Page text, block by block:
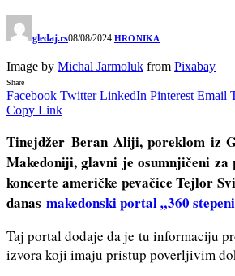
gledaj.rs08/08/2024 HRONIKA
Image by Michal Jarmoluk from Pixabay
Share
Facebook Twitter LinkedIn Pinterest Email
Copy Link
Tinejdžer Beran Aliji, poreklom iz
Makedoniji, glavni je osumnjičeni za
koncerte američke pevačice Tejlor
danas makedonski portal „360
Taj portal dodaje da je tu informaciju
izvora koji imaju pristup poverljivim